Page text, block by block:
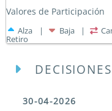
Valores de Participación
Alza | Baja |
Retiro
DECISIONES
30-04-2026